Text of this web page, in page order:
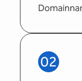
02